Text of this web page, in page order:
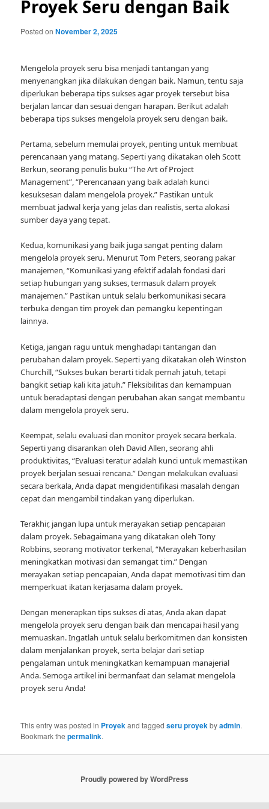
Proyek Seru dengan Baik
Posted onNovember 2, 2025
Mengelola proyek seru bisa menjadi tantangan yang
menyenangkan jika dilakukan dengan baik. Namun, tentu saja
diperlukan beberapa tips sukses agar proyek tersebut bisa
berjalan lancar dan sesuai dengan harapan. Berikut adalah
beberapa tips sukses mengelola proyek seru dengan baik.
Pertama, sebelum memulai proyek, penting untuk membuat
perencanaan yang matang. Seperti yang dikatakan oleh Scott
Berkun, seorang penulis buku “The Art of Project
Management”, “Perencanaan yang baik adalah kunci
kesuksesan dalam mengelola proyek.” Pastikan untuk
membuat jadwal kerja yang jelas dan realistis, serta alokasi
sumber daya yang tepat.
Kedua, komunikasi yang baik juga sangat penting dalam
mengelola proyek seru. Menurut Tom Peters, seorang pakar
manajemen, “Komunikasi yang efektif adalah fondasi dari
setiap hubungan yang sukses, termasuk dalam proyek
manajemen.” Pastikan untuk selalu berkomunikasi secara
terbuka dengan tim proyek dan pemangku kepentingan
lainnya.
Ketiga, jangan ragu untuk menghadapi tantangan dan
perubahan dalam proyek. Seperti yang dikatakan oleh Winston
Churchill, “Sukses bukan berarti tidak pernah jatuh, tetapi
bangkit setiap kali kita jatuh.” Fleksibilitas dan kemampuan
untuk beradaptasi dengan perubahan akan sangat membantu
dalam mengelola proyek seru.
Keempat, selalu evaluasi dan monitor proyek secara berkala.
Seperti yang disarankan oleh David Allen, seorang ahli
produktivitas, “Evaluasi teratur adalah kunci untuk memastikan
proyek berjalan sesuai rencana.” Dengan melakukan evaluasi
secara berkala, Anda dapat mengidentifikasi masalah dengan
cepat dan mengambil tindakan yang diperlukan.
Terakhir, jangan lupa untuk merayakan setiap pencapaian
dalam proyek. Sebagaimana yang dikatakan oleh Tony
Robbins, seorang motivator terkenal, “Merayakan keberhasilan
meningkatkan motivasi dan semangat tim.” Dengan
merayakan setiap pencapaian, Anda dapat memotivasi tim dan
memperkuat ikatan kerjasama dalam proyek.
Dengan menerapkan tips sukses di atas, Anda akan dapat
mengelola proyek seru dengan baik dan mencapai hasil yang
memuaskan. Ingatlah untuk selalu berkomitmen dan konsisten
dalam menjalankan proyek, serta belajar dari setiap
pengalaman untuk meningkatkan kemampuan manajerial
Anda. Semoga artikel ini bermanfaat dan selamat mengelola
proyek seru Anda!
This entry was posted in Proyekand taggedseru proyekbyadmin.
Bookmark thepermalink.
Proudly powered by WordPress